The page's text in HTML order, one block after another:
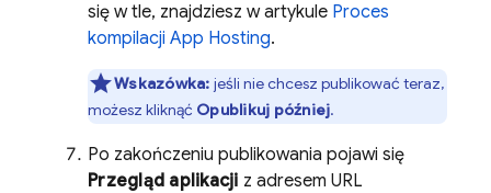
się w tle, znajdziesz w artykule Proces
kompilacji App Hosting.
Wskazówka: jeśli nie chcesz publikować teraz,
możesz kliknąć Opublikuj później.
Po zakończeniu publikowania pojawi się
Przegląd aplikacji z adresem URL